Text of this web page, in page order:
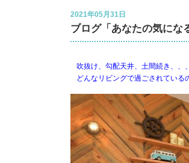
2021年05月31日
ブログ「あなたの気にな
吹抜け、勾配天井、土間続き、
どんなリビングで過ごされている